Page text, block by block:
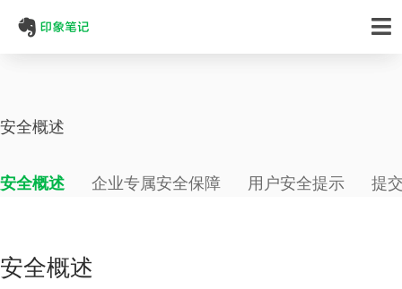
安全概述
安全概述 企业专属安全保障 用户安全提示 提
安全概述